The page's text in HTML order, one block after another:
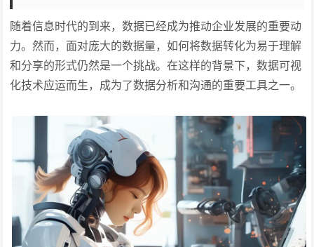
随着信息时代的到来，数据已经成为推动企业发展的重要动
力。然而，面对庞大的数据量，如何将数据转化为易于理解
和分享的形式仍然是一个挑战。在这样的背景下，数据可视
化技术应运而生，成为了数据分析和沟通的重要工具之一。